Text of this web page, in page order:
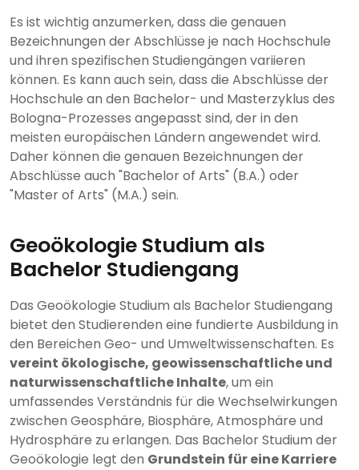
Es ist wichtig anzumerken, dass die genauen
Bezeichnungen der Abschlüsse je nach Hochschule
und ihren spezifischen Studiengängen variieren
können. Es kann auch sein, dass die Abschlüsse der
Hochschule an den Bachelor- und Masterzyklus des
Bologna-Prozesses angepasst sind, der in den
meisten europäischen Ländern angewendet wird.
Daher können die genauen Bezeichnungen der
Abschlüsse auch "Bachelor of Arts" (B.A.) oder
"Master of Arts" (M.A.) sein.
Geoökologie Studium als
Bachelor Studiengang
Das Geoökologie Studium als Bachelor Studiengang
bietet den Studierenden eine fundierte Ausbildung in
den Bereichen Geo- und Umweltwissenschaften. Es
vereint ökologische, geowissenschaftliche und
naturwissenschaftliche Inhalte, um ein
umfassendes Verständnis für die Wechselwirkungen
zwischen Geosphäre, Biosphäre, Atmosphäre und
Hydrosphäre zu erlangen. Das Bachelor Studium der
Geoökologie legt den Grundstein für eine Karriere